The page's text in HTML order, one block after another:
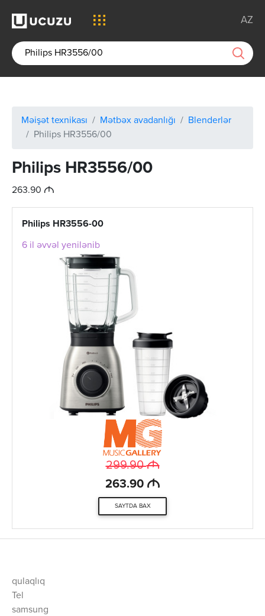
AZ
Məişət texnikası Mətbəx avadanlığı
Blenderlər
Philips HR3556/00
Philips HR3556/00
263.90 M
Philips HR3556-00
6 il əvvəl yenilənib
299.90M
263.90 M
SAYTDA BAX
qulaqlıq
Tel
samsung